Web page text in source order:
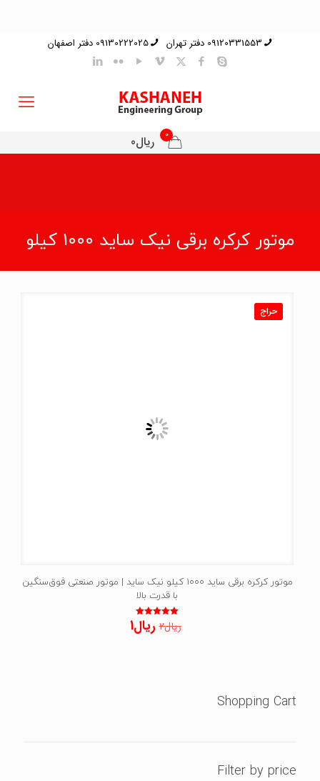
09120331553 دفتر تهران 09130222025 دفتر اصفهان
0 ریال0
موتور کرکره برقی نیک ساید 1000 کیلو
حراج
موتور کرکره برقی ساید 1000 کیلو نیک ساید | موتور صنعتی فوق‌سنگین
با قدرت بالا
نمره
5.00ریال2 قیمت
اصلی:
ریال1قیمت
Shopping Cart
Filter by price